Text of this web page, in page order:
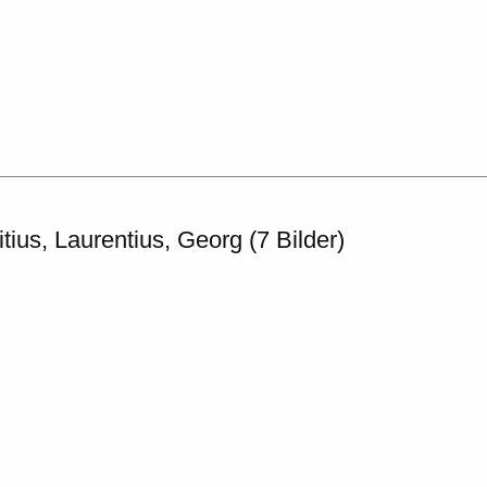
Laurentius, Georg (7 Bilder)